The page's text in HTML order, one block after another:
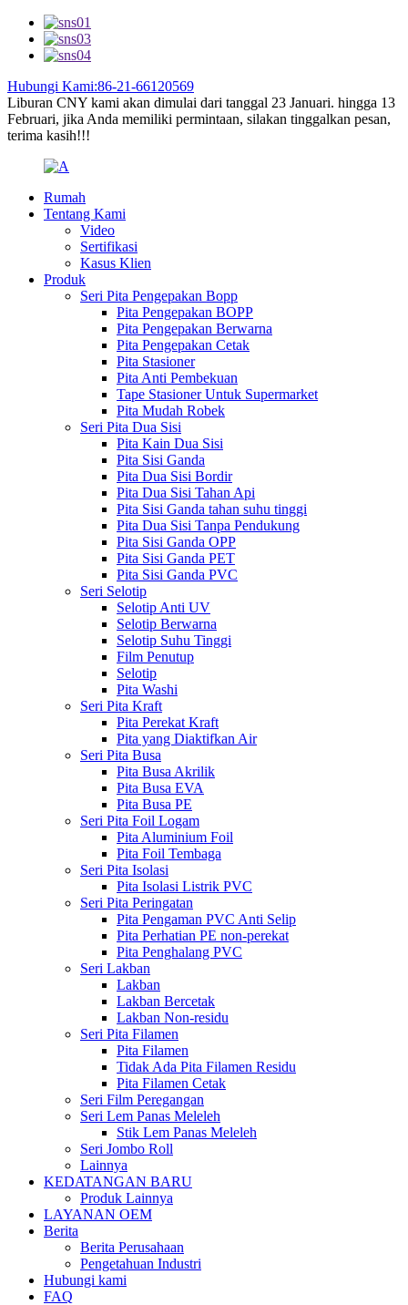
Hubungi Kami:86-21-66120569
Liburan CNY kami akan dimulai dari tanggal 23 Januari. hingga 13
Februari, jika Anda memiliki permintaan, silakan tinggalkan pesan,
terima kasih!!!
Rumah
Tentang Kami
Video
Sertifikasi
Kasus Klien
Produk
Seri Pita Pengepakan Bopp
Pita Pengepakan BOPP
Pita Pengepakan Berwarna
Pita Pengepakan Cetak
Pita Stasioner
Pita Anti Pembekuan
Tape Stasioner Untuk Supermarket
Pita Mudah Robek
Seri Pita Dua Sisi
Pita Kain Dua Sisi
Pita Sisi Ganda
Pita Dua Sisi Bordir
Pita Dua Sisi Tahan Api
Pita Sisi Ganda tahan suhu tinggi
Pita Dua Sisi Tanpa Pendukung
Pita Sisi Ganda OPP
Pita Sisi Ganda PET
Pita Sisi Ganda PVC
Seri Selotip
Selotip Anti UV
Selotip Berwarna
Selotip Suhu Tinggi
Film Penutup
Selotip
Pita Washi
Seri Pita Kraft
Pita Perekat Kraft
Pita yang Diaktifkan Air
Seri Pita Busa
Pita Busa Akrilik
Pita Busa EVA
Pita Busa PE
Seri Pita Foil Logam
Pita Aluminium Foil
Pita Foil Tembaga
Seri Pita Isolasi
Pita Isolasi Listrik PVC
Seri Pita Peringatan
Pita Pengaman PVC Anti Selip
Pita Perhatian PE non-perekat
Pita Penghalang PVC
Seri Lakban
Lakban
Lakban Bercetak
Lakban Non-residu
Seri Pita Filamen
Pita Filamen
Tidak Ada Pita Filamen Residu
Pita Filamen Cetak
Seri Film Peregangan
Seri Lem Panas Meleleh
Stik Lem Panas Meleleh
Seri Jombo Roll
Lainnya
KEDATANGAN BARU
Produk Lainnya
LAYANAN OEM
Berita
Berita Perusahaan
Pengetahuan Industri
Hubungi kami
FAQ